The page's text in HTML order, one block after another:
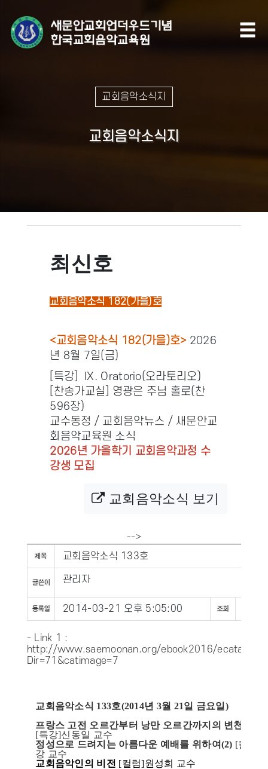
교회음악소식지
교회음악소식지
최신호
교회음악소식 182(가을)호
<교회음악소식 182(가을)호> 2026
년 8월 7일(금)
[특강] IX. Oratorio(오라토리오)
[찬송가교실] 영광은 주님 홀로(찬
596장)
교수동정 / 교회음악뉴스 / 새문안교
회음악교육원 소식
2026년 가을학기 교회음악과정 수
강생 모집
교회음악소식 보기
-->
교회음악소식 133호
관리자
2014-03-21 오후 5:05:00
- Link 1 :
http://www.saemoonan.org/ebook2016/
Dir=71&catimage=7
교회음악소식 133호(2014년 3월 21일 금요일)
프랑스 고전 오르간부터 낭만 오르간까지의 변천사(2)
[특강]신동일 교수
정성으로 드려지는 아름다운 예배를 위하여(2) [컬럼]
강 교수
교회음악인의 비전 [컬럼]원성희 교수